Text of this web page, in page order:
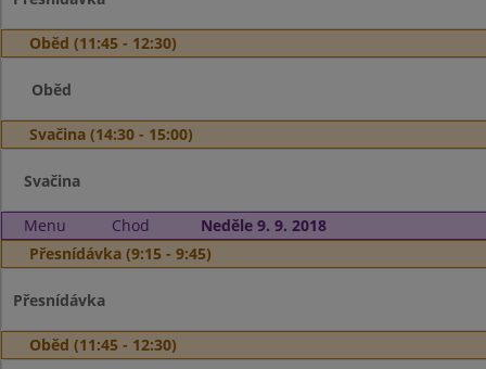
Oběd (11:45 - 12:30)
Oběd
Svačina (14:30 - 15:00)
Svačina
Menu Chod
Neděle 9. 9. 2018
Přesnídávka (9:15 - 9:45)
Přesnídávka
Oběd (11:45 - 12:30)